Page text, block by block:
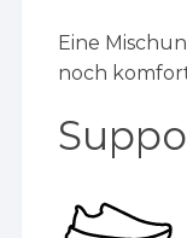
Eine
noch